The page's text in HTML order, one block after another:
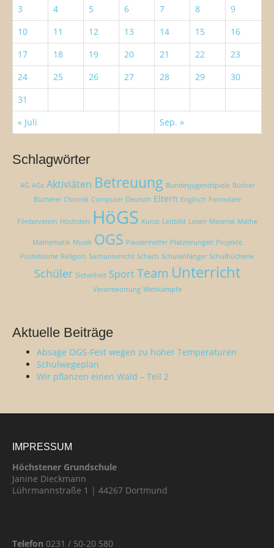
o
n
3
4 5 6 7 8
9
10
11 12 13 14 15
16
17
18 19 20 21 22
23
24
25 26 27 28 29
30
31
« Juli
Sep. »
Schlagwörter
AG AGs Aktiviäten Betreuung Bundesjugendspiele Bücher
Bücherei Chronik Computer Deutsch Eltern Englisch Formulare
Förderverein Höchsten HöGS Kunst Leitbild Lesen Material Mathe
Mathematik Musik OGS Pausenhelfer Platzierungen Projekte
Pusteblume Religion Sachunterricht Schach Schulanfänger Schulbücherie
Schüler Sicherheit Sport Team Unterricht
Verantwortung Wettkämpfe
Aktuelle Beiträge
Absage OGS-Fest wegen zu hoher Temperaturen
Schulwegeplan
Wir pflanzen einen Wald – Teil 2
IMPRESSUM
Höchstener Grundschule
Janine Dieckmann
Lührmannstraße 1 | 44267 Dortmund
Telefon 0231 / 50-20 580